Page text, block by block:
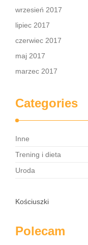
wrzesień 2017
lipiec 2017
czerwiec 2017
maj 2017
marzec 2017
Categories
Inne
Trening i dieta
Uroda
Kościuszki
Polecam